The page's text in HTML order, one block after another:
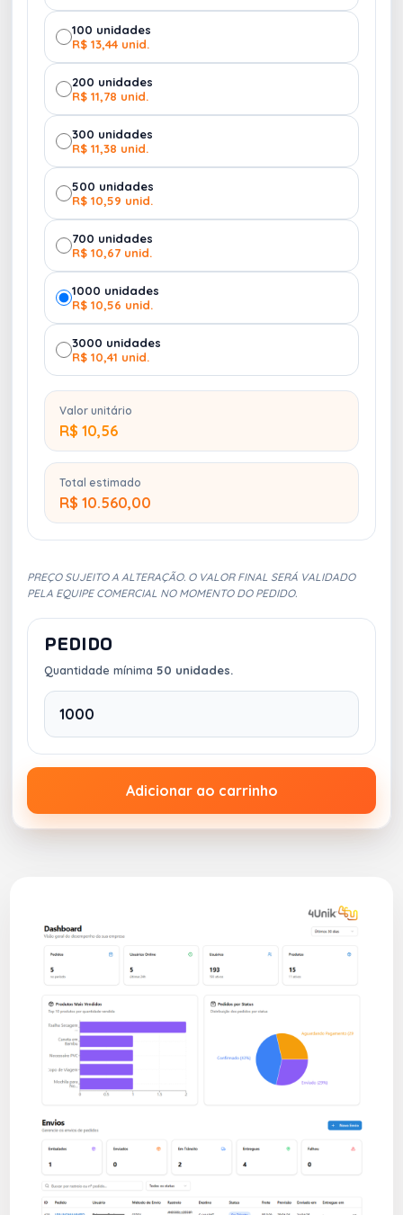
100 unidades
R$ 13,44 unid.
200 unidades
R$ 11,78 unid.
300 unidades
R$ 11,38 unid.
500 unidades
R$ 10,59 unid.
700 unidades
R$ 10,67 unid.
1000 unidades
R$ 10,56 unid.
3000 unidades
R$ 10,41 unid.
Valor unitário
R$ 10,56
Total estimado
R$ 10.560,00
PREÇO SUJEITO A ALTERAÇÃO. O VALOR FINAL SERÁ VALIDADO
PELA EQUIPE COMERCIAL NO MOMENTO DO PEDIDO.
PEDIDO
Quantidade mínima 50 unidades.
Adicionar ao carrinho